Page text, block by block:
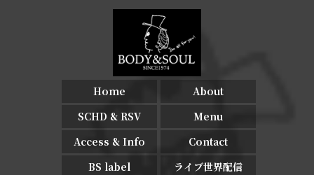
Home
About
SCHD & RSV
Menu
Access & Info
Contact
BS label
ライブ世界配信